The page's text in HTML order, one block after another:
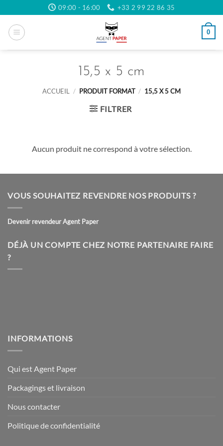
au
contenu
09:00 - 16:00 +33 2 99 22 86 35
0
15,5 x 5 cm
ACCUEIL / PRODUIT FORMAT / 15,5 X 5 CM
FILTRER
Aucun produit ne correspond à votre sélection.
VOUS SOUHAITEZ REVENDRE NOS PRODUITS ?
Devenir revendeur Agent Paper
DÉJÀ UN COMPTE CHEZ NOTRE PARTENAIRE FAIRE
?
INFORMATIONS
Qui est Agent Paper
Packagings et livraison
Nous contacter
Politique de confidentialité